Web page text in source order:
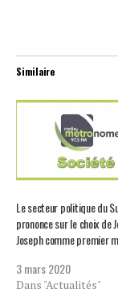
Similaire
Le secteur politique du
prononce sur le choix de
Joseph comme premier
3 mars 2020
Dans "Actualités"